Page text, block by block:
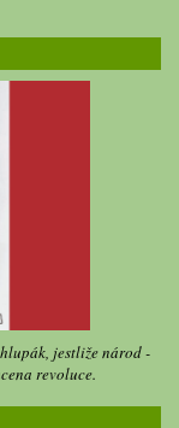
jestliže národ -
revoluce.